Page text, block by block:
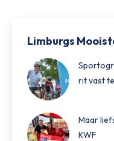
Limburgs
rit vast
Maar
KWF